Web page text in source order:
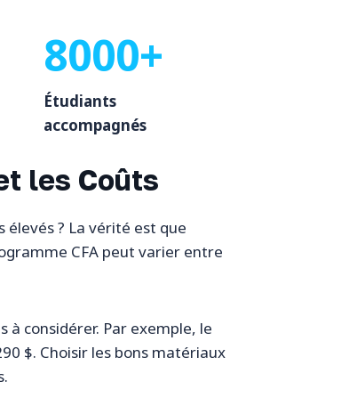
8000+
Étudiants
accompagnés
les Coûts
élevés ? La vérité est que
CFA peut varier entre
considérer. Par exemple, le
$. Choisir les bons matériaux